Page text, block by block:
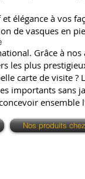
élégance à vos
de vasques en
Grâce à
les plus
carte de visite
importants sans
ensemble
Nos produits